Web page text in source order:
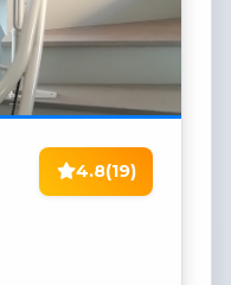
4.8(19)